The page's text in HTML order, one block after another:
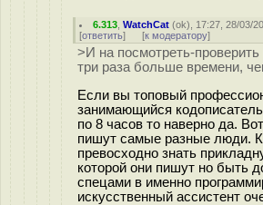
6.313 ,WatchCat (ok), 17:27, 28/03/
[ответить] [к модератору]
>И на посмотреть-
три раза больше времени,
Если вы топовый
занимающийся
по 8 часов то наверно да.
пишут самые разные люди.
превосходно знать
которой они пишут но быть
спецами в именно
искусственный ассистент